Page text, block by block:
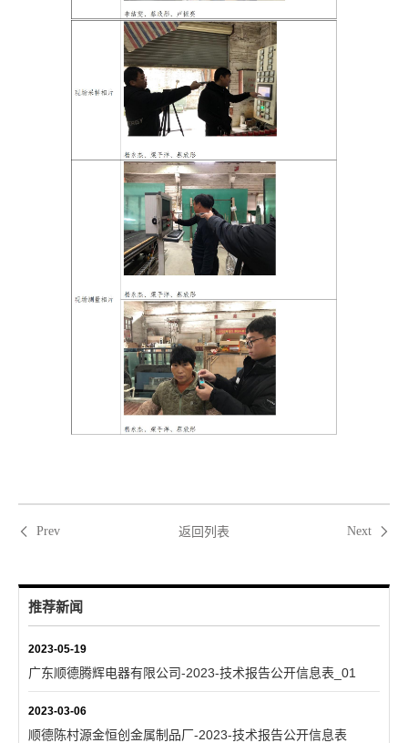
Prev 返回列表 Next
推荐新闻
2023-05-19
广东顺德腾辉电器有限公司-2023-技术报告公开信息表_01
2023-03-06
顺德陈村源金恒创金属制品厂-2023-技术报告公开信息表